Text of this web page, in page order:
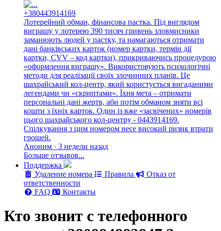
+380443914169
Лотерейний обман, фінансова пастка. Під виглядом
виграшу у лотерею 390 тисяч гривень зловмисники
заманюють людей у пастку, та намагаються отримати
дані банківських карток (номер картки, термін дії
картки, CVV – код картки), прикриваючись процедурою
«оформлення виграшу». Використовують психологічні
методи для реалізації своїх злочинних планів. Це
шахрайський кол-центр, який користується вигаданими
легендами чи «скриптами». Їхня мета – отримати
персональні дані жертв, аби потім обманом зняти всі
кошти з їхніх карток. Один із вже «засвічених» номерів
цього шахрайського кол-центру - 0443914169.
Спілкування з цим номером несе високий ризик втрати
грошей.
Аноним · 3 недели назад
Больше отзывов...
Поддержка
Удаление номера
Правила
Отказ от
ответственности
FAQ
Контакты
Кто звонит с телефонного